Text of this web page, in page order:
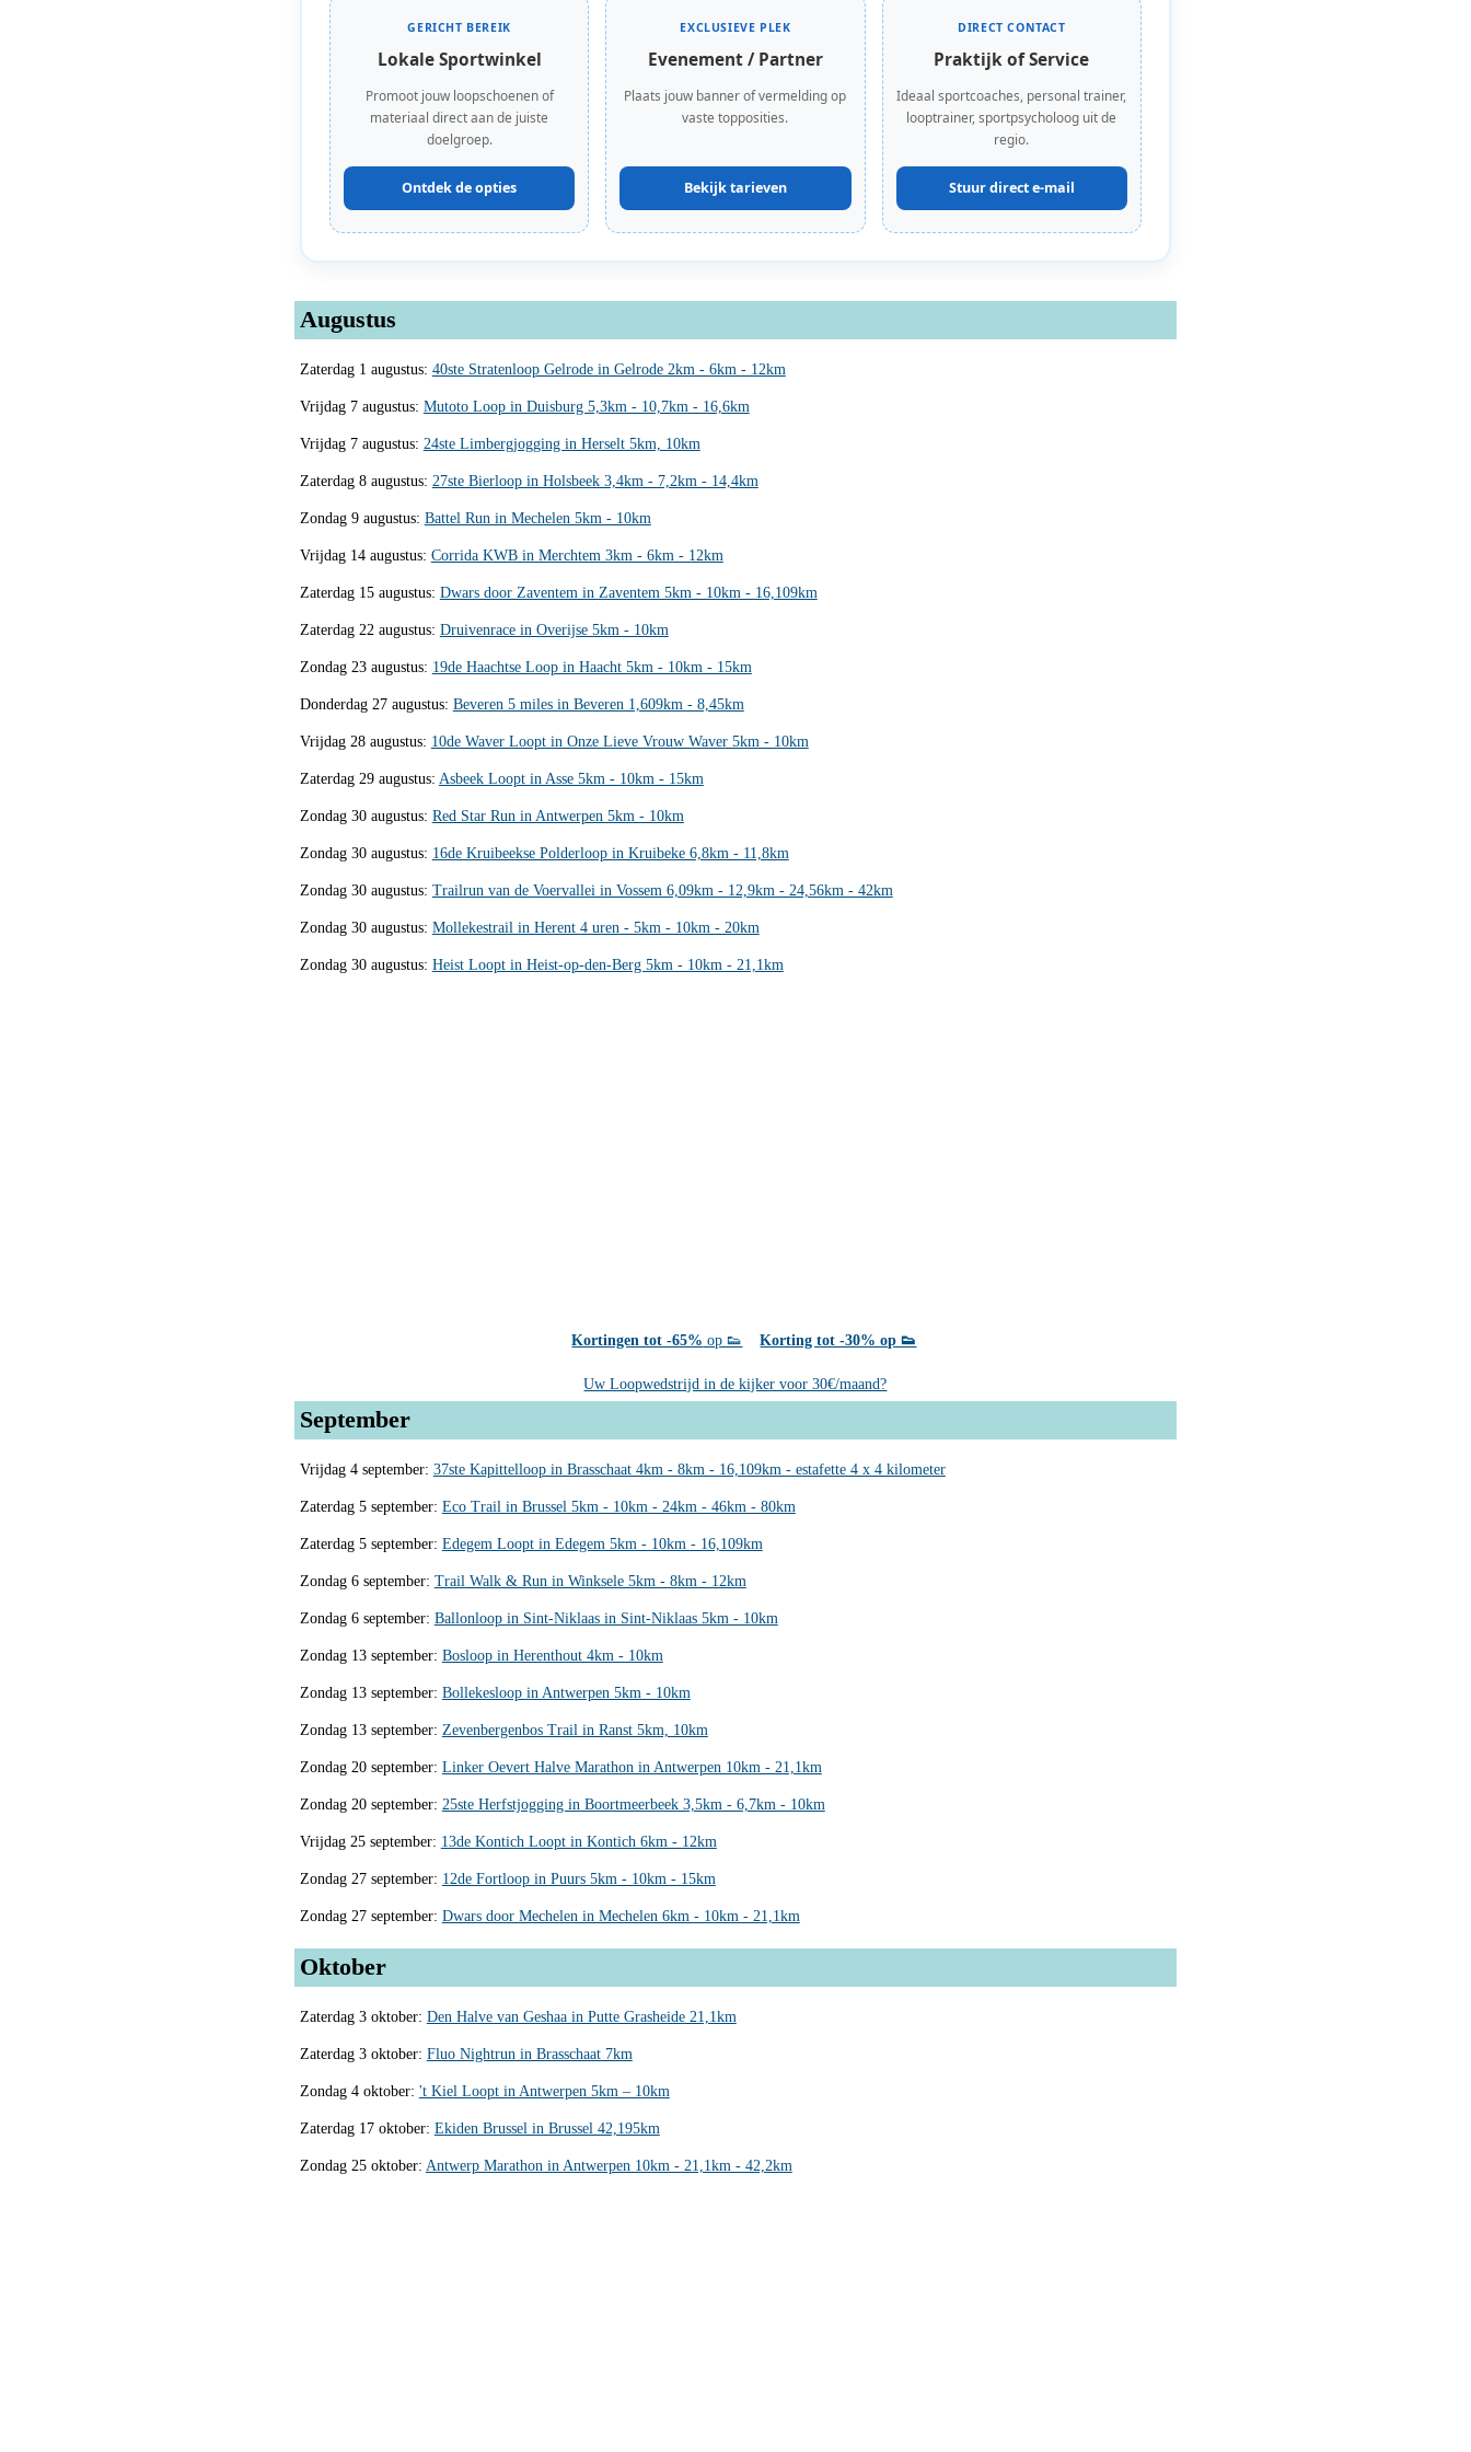
GERICHT BEREIK
Lokale Sportwinkel
Promoot jouw loopschoenen of
materiaal direct aan de juiste
doelgroep.
Ontdek de opties
EXCLUSIEVE PLEK
Evenement / Partner
Plaats jouw banner of vermelding op
vaste topposities.
Bekijk tarieven
DIRECT CONTACT
Praktijk of Service
Ideaal sportcoaches, personal trainer,
looptrainer, sportpsycholoog uit de
regio.
Stuur direct e-mail
Augustus
Zaterdag 1 augustus: 40ste Stratenloop Gelrode in Gelrode 2km - 6km - 12km
Vrijdag 7 augustus: Mutoto Loop in Duisburg 5,3km - 10,7km - 16,6km
Vrijdag 7 augustus: 24ste Limbergjogging in Herselt 5km, 10km
Zaterdag 8 augustus: 27ste Bierloop in Holsbeek 3,4km - 7,2km - 14,4km
Zondag 9 augustus: Battel Run in Mechelen 5km - 10km
Vrijdag 14 augustus: Corrida KWB in Merchtem 3km - 6km - 12km
Zaterdag 15 augustus: Dwars door Zaventem in Zaventem 5km - 10km - 16,109km
Zaterdag 22 augustus: Druivenrace in Overijse 5km - 10km
Zondag 23 augustus: 19de Haachtse Loop in Haacht 5km - 10km - 15km
Donderdag 27 augustus: Beveren 5 miles in Beveren 1,609km - 8,45km
Vrijdag 28 augustus: 10de Waver Loopt in Onze Lieve Vrouw Waver 5km - 10km
Zaterdag 29 augustus: Asbeek Loopt in Asse 5km - 10km - 15km
Zondag 30 augustus: Red Star Run in Antwerpen 5km - 10km
Zondag 30 augustus: 16de Kruibeekse Polderloop in Kruibeke 6,8km - 11,8km
Zondag 30 augustus: Trailrun van de Voervallei in Vossem 6,09km - 12,9km - 24,56km - 42km
Zondag 30 augustus: Mollekestrail in Herent 4 uren - 5km - 10km - 20km
Zondag 30 augustus: Heist Loopt in Heist-op-den-Berg 5km - 10km - 21,1km
Kortingen tot -65% op 👟 Korting tot -30% op 👟
Uw Loopwedstrijd in de kijker voor 30€/maand?
September
Vrijdag 4 september: 37ste Kapittelloop in Brasschaat 4km - 8km - 16,109km - estafette 4 x 4 kilometer
Zaterdag 5 september: Eco Trail in Brussel 5km - 10km - 24km - 46km - 80km
Zaterdag 5 september: Edegem Loopt in Edegem 5km - 10km - 16,109km
Zondag 6 september: Trail Walk & Run in Winksele 5km - 8km - 12km
Zondag 6 september: Ballonloop in Sint-Niklaas in Sint-Niklaas 5km - 10km
Zondag 13 september: Bosloop in Herenthout 4km - 10km
Zondag 13 september: Bollekesloop in Antwerpen 5km - 10km
Zondag 13 september: Zevenbergenbos Trail in Ranst 5km, 10km
Zondag 20 september: Linker Oevert Halve Marathon in Antwerpen 10km - 21,1km
Zondag 20 september: 25ste Herfstjogging in Boortmeerbeek 3,5km - 6,7km - 10km
Vrijdag 25 september: 13de Kontich Loopt in Kontich 6km - 12km
Zondag 27 september: 12de Fortloop in Puurs 5km - 10km - 15km
Zondag 27 september: Dwars door Mechelen in Mechelen 6km - 10km - 21,1km
Oktober
Zaterdag 3 oktober: Den Halve van Geshaa in Putte Grasheide 21,1km
Zaterdag 3 oktober: Fluo Nightrun in Brasschaat 7km
Zondag 4 oktober: 't Kiel Loopt in Antwerpen 5km – 10km
Zaterdag 17 oktober: Ekiden Brussel in Brussel 42,195km
Zondag 25 oktober: Antwerp Marathon in Antwerpen 10km - 21,1km - 42,2km